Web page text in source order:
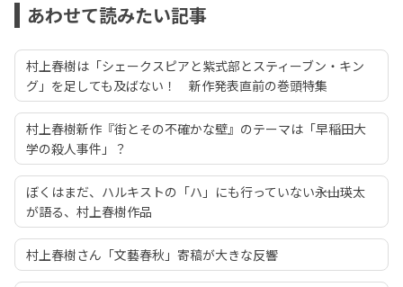
あわせて読みたい記事
村上春樹は「シェークスピアと紫式部とスティーブン・キン
グ」を足しても及ばない！ 新作発表直前の巻頭特集
村上春樹新作『街とその不確かな壁』のテーマは「早稲田大
学の殺人事件」？
ぼくはまだ、ハルキストの「ハ」にも行っていない――永山瑛太
が語る、村上春樹作品
村上春樹さん「文藝春秋」寄稿が大きな反響